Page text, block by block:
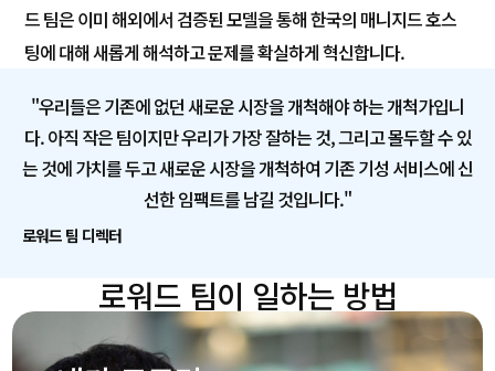
드 팀은 이미 해외에서 검증된 모델을 통해 한국의 매니지드 호스
팅에 대해 새롭게 해석하고 문제를 확실하게 혁신합니다.
"우리들은 기존에 없던 새로운 시장을 개척해야 하는 개척가입니
다. 아직 작은 팀이지만 우리가 가장 잘하는 것, 그리고 몰두할 수 있
는 것에 가치를 두고 새로운 시장을 개척하여 기존 기성 서비스에 신
선한 임팩트를 남길 것입니다."
로워드 팀 디렉터
로워드 팀이 일하는 방법